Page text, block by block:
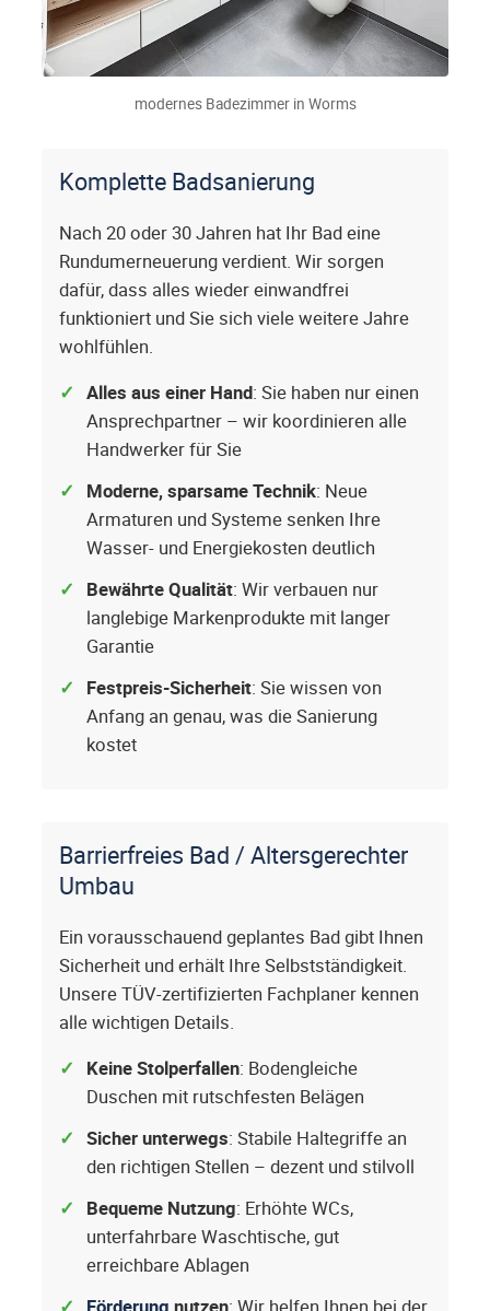
modernes Badezimmer in Worms
Komplette Badsanierung
Nach 20 oder 30 Jahren hat Ihr Bad eine
Rundumerneuerung verdient. Wir sorgen
dafür, dass alles wieder einwandfrei
funktioniert und Sie sich viele weitere Jahre
wohlfühlen.
Alles aus einer Hand: Sie haben nur einen
Ansprechpartner – wir koordinieren alle
Handwerker für Sie
Moderne, sparsame Technik: Neue
Armaturen und Systeme senken Ihre
Wasser- und Energiekosten deutlich
Bewährte Qualität: Wir verbauen nur
langlebige Markenprodukte mit langer
Garantie
Festpreis-Sicherheit: Sie wissen von
Anfang an genau, was die Sanierung
kostet
Barrierfreies Bad / Altersgerechter
Umbau
Ein vorausschauend geplantes Bad gibt Ihnen
Sicherheit und erhält Ihre Selbstständigkeit.
Unsere TÜV-zertifizierten Fachplaner kennen
alle wichtigen Details.
Keine Stolperfallen: Bodengleiche
Duschen mit rutschfesten Belägen
Sicher unterwegs: Stabile Haltegriffe an
den richtigen Stellen – dezent und stilvoll
Bequeme Nutzung: Erhöhte WCs,
unterfahrbare Waschtische, gut
erreichbare Ablagen